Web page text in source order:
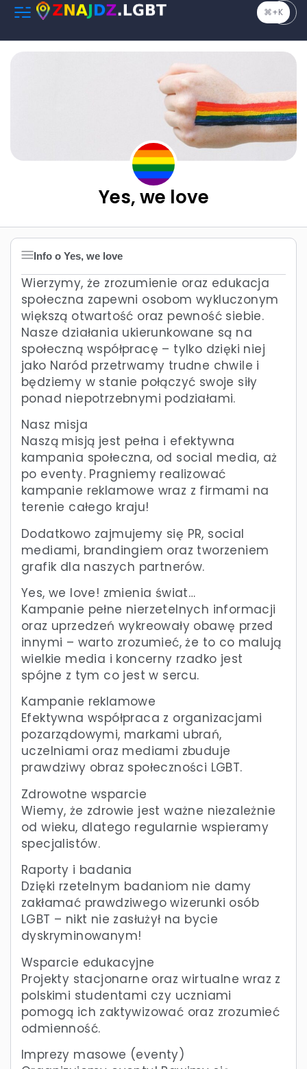
⌘+K
Yes, we love
Info o Yes, we love
Wierzymy, że zrozumienie oraz edukacja
społeczna zapewni osobom wykluczonym
większą otwartość oraz pewność siebie.
Nasze działania ukierunkowane są na
społeczną współpracę – tylko dzięki niej
jako Naród przetrwamy trudne chwile i
będziemy w stanie połączyć swoje siły
ponad niepotrzebnymi podziałami.
Nasz misja
Naszą misją jest pełna i efektywna
kampania społeczna, od social media, aż
po eventy. Pragniemy realizować
kampanie reklamowe wraz z firmami na
terenie całego kraju!
Dodatkowo zajmujemy się PR, social
mediami, brandingiem oraz tworzeniem
grafik dla naszych partnerów.
Yes, we love! zmienia świat…
Kampanie pełne nierzetelnych informacji
oraz uprzedzeń wykreowały obawę przed
innymi – warto zrozumieć, że to co malują
wielkie media i koncerny rzadko jest
spójne z tym co jest w sercu.
Kampanie reklamowe
Efektywna współpraca z organizacjami
pozarządowymi, markami ubrań,
uczelniami oraz mediami zbuduje
prawdziwy obraz społeczności LGBT.
Zdrowotne wsparcie
Wiemy, że zdrowie jest ważne niezależnie
od wieku, dlatego regularnie wspieramy
specjalistów.
Raporty i badania
Dzięki rzetelnym badaniom nie damy
zakłamać prawdziwego wizerunki osób
LGBT – nikt nie zasłużył na bycie
dyskryminowanym!
Wsparcie edukacyjne
Projekty stacjonarne oraz wirtualne wraz z
polskimi studentami czy uczniami
pomogą ich zaktywizować oraz zrozumieć
odmienność.
Imprezy masowe (eventy)